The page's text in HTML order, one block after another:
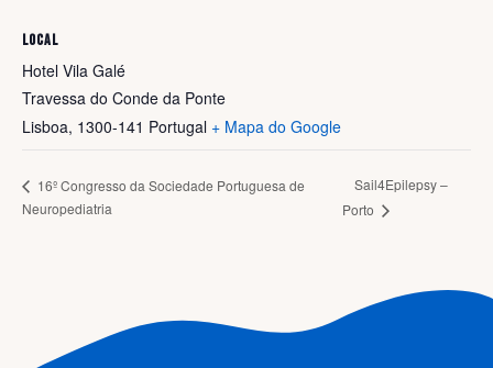
LOCAL
Hotel Vila Galé
Travessa do Conde da Ponte
Lisboa, 1300-141 Portugal + Mapa do Google
16º Congresso da Sociedade Portuguesa de
Neuropediatria
Sail4Epilepsy –
Porto